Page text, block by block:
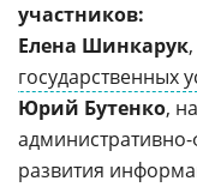
участников:
Елена Шинкарук
государственных
Юрий Бутенко,
развития